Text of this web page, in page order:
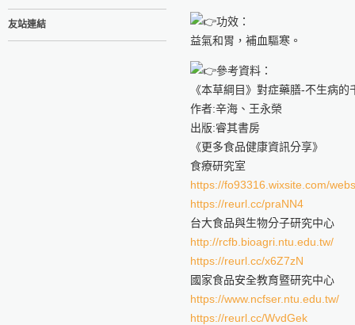
友站連結
功效：
益氣和胃，補血驅寒。
參考資料：
《本草綱目》對症藥膳-不生病的
作者:辛海、王永榮
出版:睿其書房
《更多食品健康資訊分享》
食療研究室
https://fo93316.wixsite.com/
https://reurl.cc/praNN4
台大食品與生物分子研究中心
http://rcfb.bioagri.ntu.edu.tw/
https://reurl.cc/x6Z7zN
國家食品安全教育暨研究中心
https://www.ncfser.ntu.edu.tw/
https://reurl.cc/WvdGek